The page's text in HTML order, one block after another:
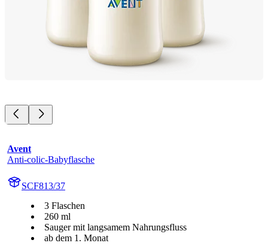
Avent
Anti-colic-Babyflasche
SCF813/37
3 Flaschen
260 ml
Sauger mit langsamem Nahrungsfluss
ab dem 1. Monat